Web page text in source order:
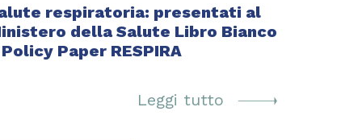
respiratoria: presentati al
della Salute Libro Bianco
Paper RESPIRA
Leggi tutto